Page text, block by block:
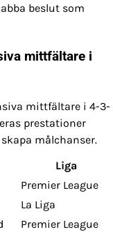
beslut som
mittfältare i
mittfältare i 4-3-
prestationer
målchanser.
Liga
Premier League
La Liga
Premier League